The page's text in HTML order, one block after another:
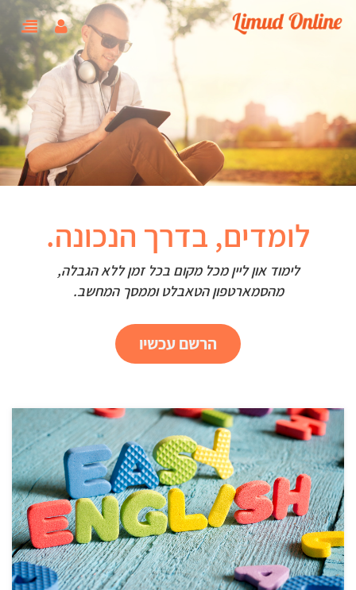
menu
shutterstock_196360484.jpg
לומדים, בדרך הנכונה.
לימוד און ליין מכל מקום בכל זמן ללא הגבלה,
מהסמארטפון הטאבלט וממסך המחשב.
הרשם עכשיו